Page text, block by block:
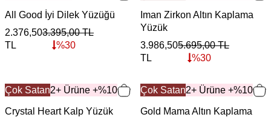
All Good İyi Dilek Yüzüğü
2.376,50
TL
3.395,00TL
%30
Iman Zirkon Altın Kaplama
Yüzük
3.986,50
TL
5.695,00TL
%30
Çok Satan2+ Ürüne +%10
Crystal Heart Kalp Yüzük
Çok Satan2+ Ürüne +%10
Gold Mama Altın Kaplama